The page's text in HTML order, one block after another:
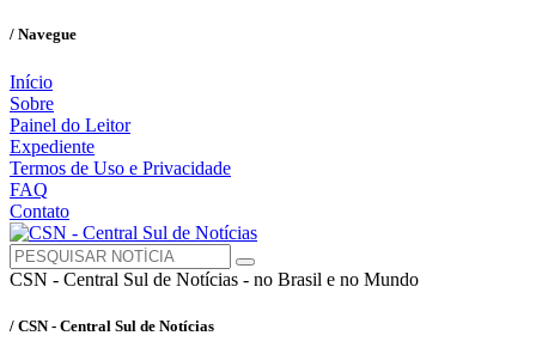
/ Navegue
Início
Sobre
Painel do Leitor
Expediente
Termos de Uso e Privacidade
FAQ
Contato
CSN - Central Sul de Notícias - no Brasil e no Mundo
/ CSN - Central Sul de Notícias